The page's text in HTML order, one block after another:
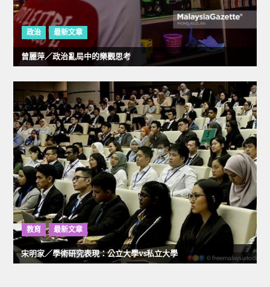
政治 最新文章
曾麗萍／政治亂局中的樂觀思考
教育 最新文章
宋明家／學術研究表現：公立大學vs私立大學